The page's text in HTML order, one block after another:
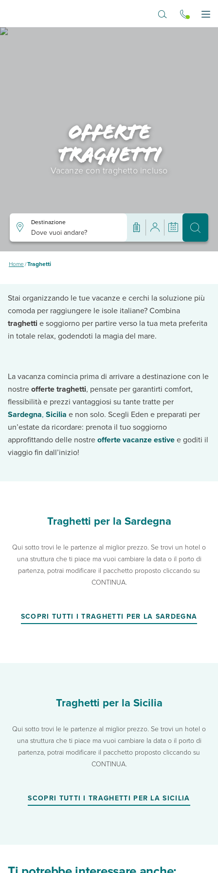
Destinazione
Dove vuoi andare?
Offerte
Traghetti
Vacanze con traghetto incluso
Home/Traghetti
Stai organizzando le tue vacanze e cerchi la soluzione più
comoda per raggiungere le isole italiane? Combina
traghetti e soggiorno per partire verso la tua meta preferita
in totale relax, godendoti la magia del mare.
La vacanza comincia prima di arrivare a destinazione con le
nostreofferte traghetti, pensate per garantirti comfort,
flessibilità e prezzi vantaggiosi su tante tratte per
Sardegna, Sicilia e non solo. Scegli Eden e preparati per
un’estate da ricordare: prenota il tuo soggiorno
approfittando delle nostreofferte vacanze estivee goditi il
viaggio fin dall’inizio!
Traghetti per la Sardegna
Qui sotto trovi le le partenze al miglior prezzo. Se trovi un hotel o
una struttura che ti piace ma vuoi cambiare la data o il porto di
partenza, potrai modificare il pacchetto proposto cliccando su
CONTINUA.
SCOPRI TUTTI I TRAGHETTI PER LA SARDEGNA
Traghetti per la Sicilia
Qui sotto trovi le le partenze al miglior prezzo. Se trovi un hotel o
una struttura che ti piace ma vuoi cambiare la data o il porto di
partenza, potrai modificare il pacchetto proposto cliccando su
CONTINUA.
SCOPRI TUTTI I TRAGHETTI PER LA SICILIA